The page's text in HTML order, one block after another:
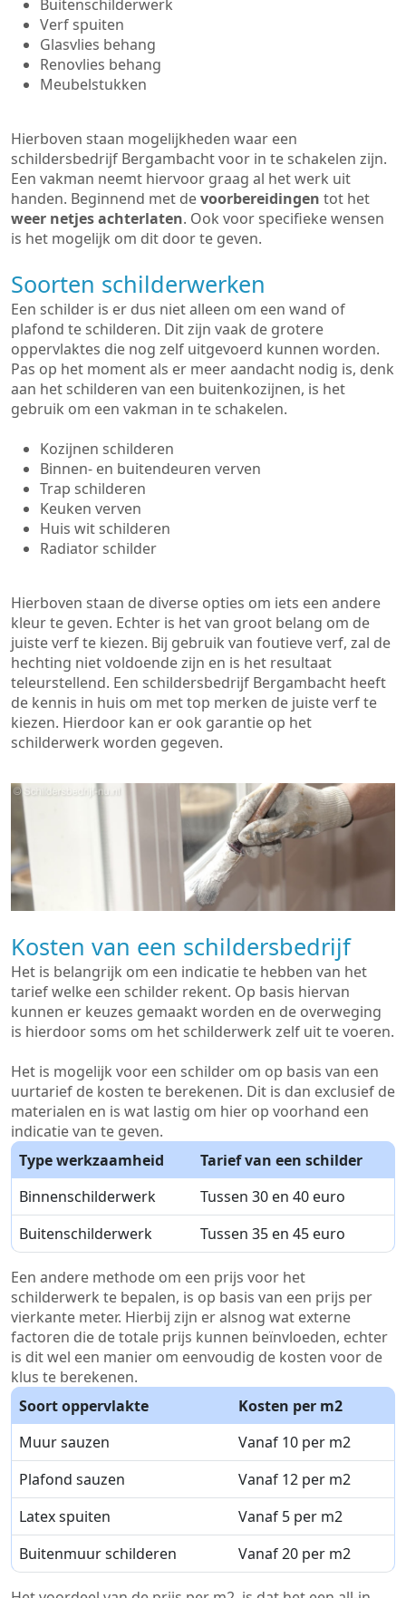
Buitenschilderwerk
Verf spuiten
Glasvlies behang
Renovlies behang
Meubelstukken
Hierboven staan mogelijkheden waar een
schildersbedrijf Bergambacht voor in te schakelen zijn.
Een vakman neemt hiervoor graag al het werk uit
handen. Beginnend met devoorbereidingen tot het
weer netjes achterlaten. Ook voor specifieke wensen
is het mogelijk om dit door te geven.
Soorten schilderwerken
Een schilder is er dus niet alleen om een wand of
plafond te schilderen. Dit zijn vaak de grotere
oppervlaktes die nog zelf uitgevoerd kunnen worden.
Pas op het moment als er meer aandacht nodig is, denk
aan het schilderen van een buitenkozijnen, is het
gebruik om een vakman in te schakelen.
Kozijnen schilderen
Binnen- en buitendeuren verven
Trap schilderen
Keuken verven
Huis wit schilderen
Radiator schilder
Hierboven staan de diverse opties om iets een andere
kleur te geven. Echter is het van groot belang om de
juiste verf te kiezen. Bij gebruik van foutieve verf, zal de
hechting niet voldoende zijn en is het resultaat
teleurstellend. Een schildersbedrijf Bergambacht heeft
de kennis in huis om met top merken de juiste verf te
kiezen. Hierdoor kan er ook garantie op het
schilderwerk worden gegeven.
Kosten van een schildersbedrijf
Het is belangrijk om een indicatie te hebben van het
tarief welke een schilder rekent. Op basis hiervan
kunnen er keuzes gemaakt worden en de overweging
is hierdoor soms om het schilderwerk zelf uit te voeren.
Het is mogelijk voor een schilder om op basis van een
uurtarief de kosten te berekenen. Dit is dan exclusief de
materialen en is wat lastig om hier op voorhand een
indicatie van te geven.
Type werkzaamheid
Tarief van een schilder
Binnenschilderwerk
Tussen 30 en 40 euro
Buitenschilderwerk
Tussen 35 en 45 euro
Een andere methode om een prijs voor het
schilderwerk te bepalen, is op basis van een prijs per
vierkante meter. Hierbij zijn er alsnog wat externe
factoren die de totale prijs kunnen beïnvloeden, echter
is dit wel een manier om eenvoudig de kosten voor de
klus te berekenen.
Soort oppervlakte
Kosten per m2
Muur sauzen
Vanaf 10 per m2
Plafond sauzen
Vanaf 12 per m2
Latex spuiten
Vanaf 5 per m2
Buitenmuur schilderen
Vanaf 20 per m2